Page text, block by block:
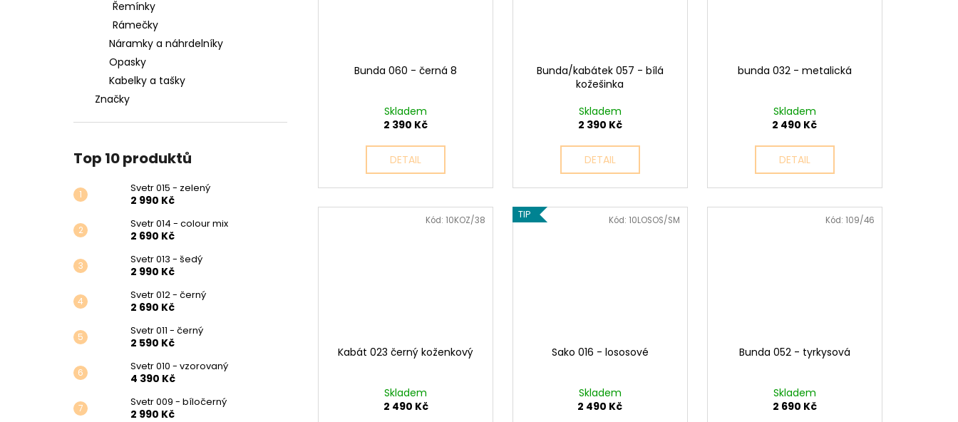
Řemínky
Rámečky
Náramky a náhrdelníky
Opasky
Kabelky a tašky
Značky
Top 10 produktů
Svetr 015 - zelený
2 990 Kč
Svetr 014 - colour mix
2 690 Kč
Svetr 013 - šedý
2 990 Kč
Svetr 012 - černý
2 690 Kč
Svetr 011 - černý
2 590 Kč
Svetr 010 - vzorovaný
4 390 Kč
Svetr 009 - bíločerný
2 990 Kč
Bunda 060 - černá 8
Skladem
2 390 Kč
DETAIL
Bunda/kabátek 057 - bílá
kožešinka
Skladem
2 390 Kč
DETAIL
bunda 032 - metalická
Skladem
2 490 Kč
DETAIL
Kabát 023 černý koženkový
Skladem
2 490 Kč
Kód:10KOZ/38 TIP
Sako 016 - lososové
Skladem
2 490 Kč
Kód: 10LOSOS/SM
Bunda 052 - tyrkysová
Skladem
2 690 Kč
Kód: 109/46